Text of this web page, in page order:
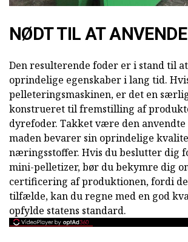
NØDT TIL AT ANVENDE
Den resulterende foder er i stand til
oprindelige egenskaber i lang tid.
pelleteringsmaskinen, er det en
konstrueret til fremstilling af
dyrefoder. Takket være den
maden bevarer sin oprindelige
næringsstoffer. Hvis du beslutter dig
mini-pelletizer, bør du bekymre dig
certificering af produktionen, fordi
tilfælde, kan du regne med en god
opfylde statens standard.